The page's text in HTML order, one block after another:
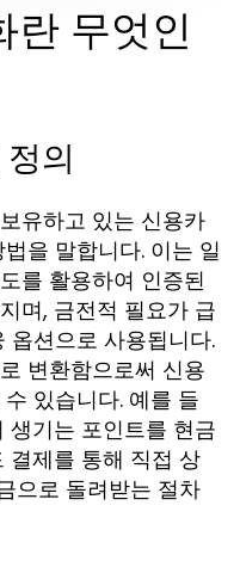
란 무엇인
의
유하고 있는 신용카
을 말합니다. 이는 일
를 활용하여 인증된
며, 금전적 필요가 급
옵션으로 사용됩니다.
변환함으로써 신용
있습니다. 예를 들
생기는 포인트를 현금
결제를 통해 직접 상
으로 돌려받는 절차